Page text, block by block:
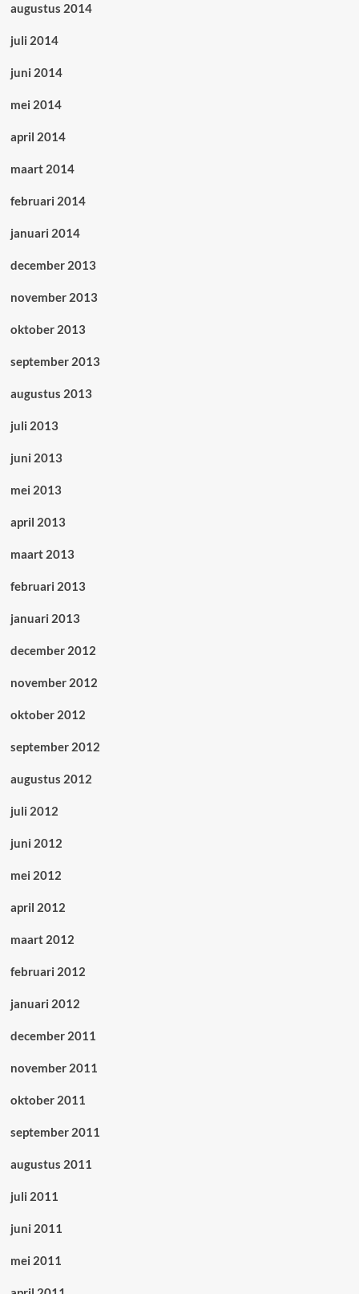
augustus 2014
juli 2014
juni 2014
mei 2014
april 2014
maart 2014
februari 2014
januari 2014
december 2013
november 2013
oktober 2013
september 2013
augustus 2013
juli 2013
juni 2013
mei 2013
april 2013
maart 2013
februari 2013
januari 2013
december 2012
november 2012
oktober 2012
september 2012
augustus 2012
juli 2012
juni 2012
mei 2012
april 2012
maart 2012
februari 2012
januari 2012
december 2011
november 2011
oktober 2011
september 2011
augustus 2011
juli 2011
juni 2011
mei 2011